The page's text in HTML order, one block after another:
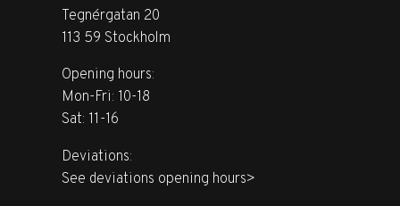
Tegnérgatan 20
113 59 Stockholm
Opening hours:
Mon-Fri: 10-18
Sat: 11-16
Deviations:
See deviations opening hours>